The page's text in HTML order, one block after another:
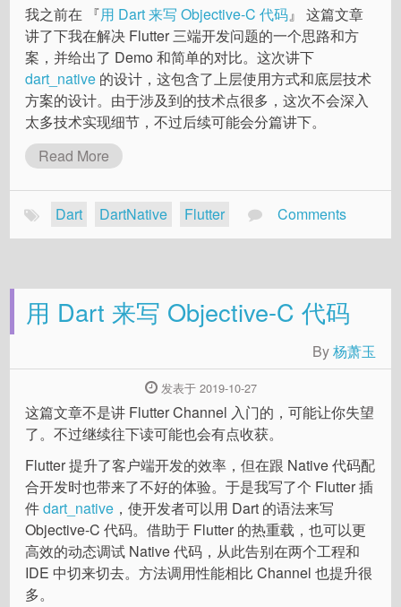
我之前在 『用 Dart 来写 Objective-C 代码』 这篇文章
讲了下我在解决 Flutter 三端开发问题的一个思路和方
案，并给出了 Demo 和简单的对比。这次讲下
dart_native 的设计，这包含了上层使用方式和底层技术
方案的设计。由于涉及到的技术点很多，这次不会深入
太多技术实现细节，不过后续可能会分篇讲下。
Read More
Dart DartNative Flutter Comments
用 Dart 来写 Objective-C 代码
By杨萧玉
发表于 2019-10-27
这篇文章不是讲 Flutter Channel 入门的，可能让你失望
了。不过继续往下读可能也会有点收获。
Flutter 提升了客户端开发的效率，但在跟 Native 代码配
合开发时也带来了不好的体验。于是我写了个 Flutter 插
件dart_native ，使开发者可以用 Dart 的语法来写
Objective-C 代码。借助于 Flutter 的热重载，也可以更
高效的动态调试 Native 代码，从此告别在两个工程和
IDE 中切来切去。方法调用性能相比 Channel 也提升很
多。